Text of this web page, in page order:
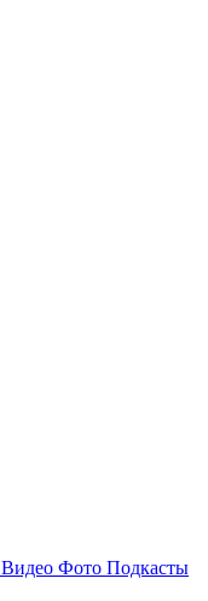
Видео Фото Подкасты